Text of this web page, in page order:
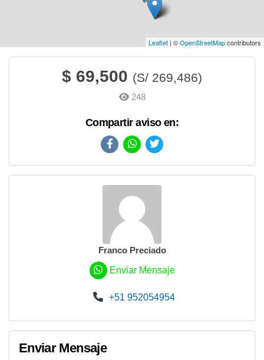
$ 69,500
(S/
248
Compartir aviso en:
Franco Preciado
Enviar Mensaje
+51 952054954
Leaflet | ©OpenStreetMapcontributors